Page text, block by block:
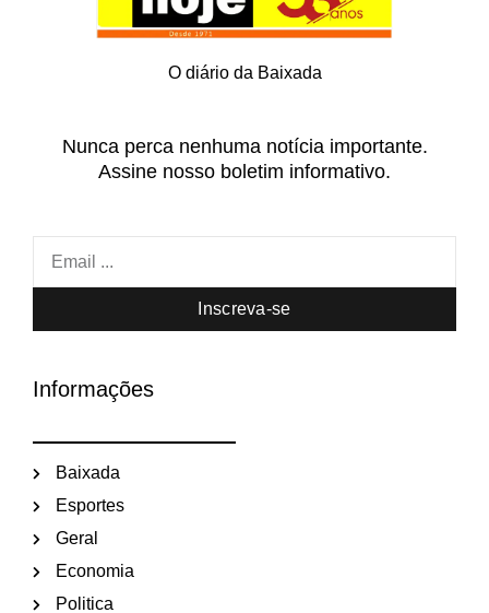
O diário da Baixada
Nunca perca nenhuma notícia importante.
Assine nosso boletim informativo.
Inscreva-se
Informações
Baixada
Esportes
Geral
Economia
Politica